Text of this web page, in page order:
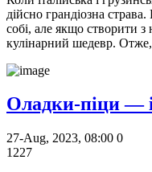
дійсно грандіозна
собі, але якщо створити з
кулінарний шедевр.
Оладки-піци —
27-Aug, 2023, 08:00 0
1227